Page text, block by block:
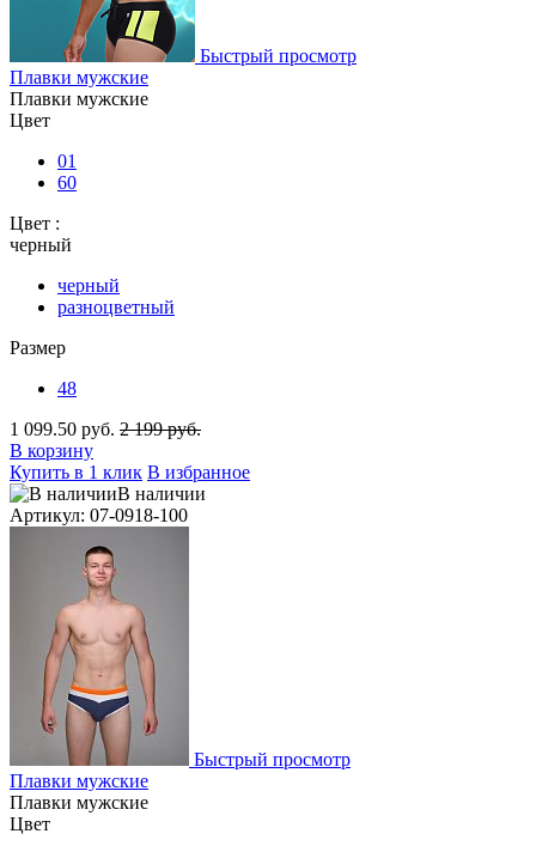
Быстрый просмотр
Плавки мужские
Плавки мужские
Цвет
01
60
Цвет :
черный
черный
разноцветный
Размер
48
1 099.50 руб. 2 199 руб.
В корзину
Купить в 1 клик В избранное
В наличии
Артикул: 07-0918-100
Быстрый просмотр
Плавки мужские
Плавки мужские
Цвет